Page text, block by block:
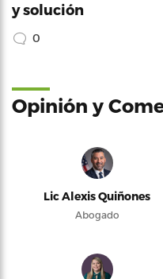
y solución
0
Opinión y
Lic Alexis Quiñones
Abogado